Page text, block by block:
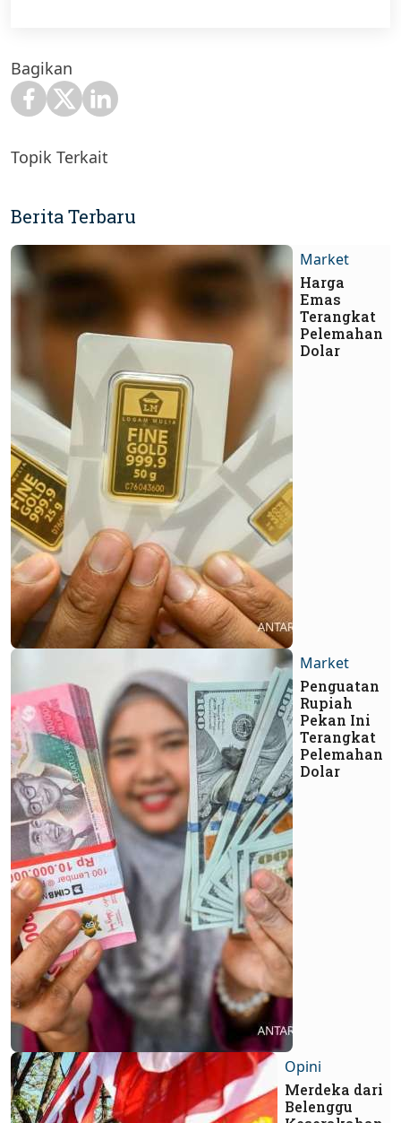
Bagikan
Topik Terkait
Berita Terbaru
Market
Harga
Emas
Terangkat
Pelemahan
Dolar
Market
Penguatan
Rupiah
Pekan Ini
Terangkat
Pelemahan
Dolar
Opini
Merdeka dari
Belenggu